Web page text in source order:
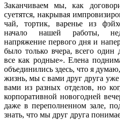
Заканчиваем мы, как
суетятся, накрывая
чай, тортик, варенье из
начало нашей работы,
напряжение первого дня и
было только вчера, всего
все как родные». Елена
объединились здесь, что я
жизнь, мы с вами друг друга
вами из разных отделов, но
корпоративной новогодней
даже в переполненном зале,
знать, что мы друг друга